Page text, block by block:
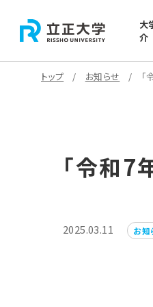
大
介
トップ お知らせ
「令和7
2025.03.11 お知